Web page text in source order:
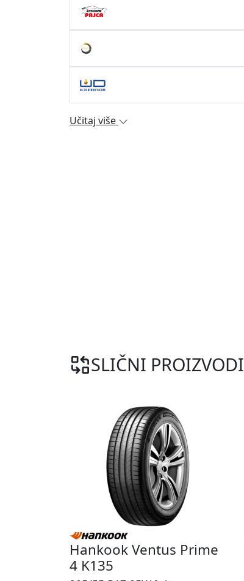
Učitaj više
SLIČNI PROIZVODI
Hankook Ventus Prime
4 K135